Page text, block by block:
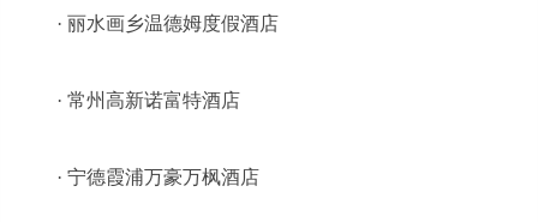
· 丽水画乡温德姆度假酒店
· 常州高新诺富特酒店
· 宁德霞浦万豪万枫酒店